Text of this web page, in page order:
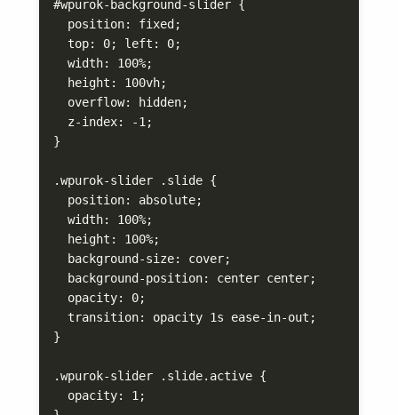
#wpurok-background-slider {
}
.wpurok-slider .slide {
}
.wpurok-slider .slide.active {